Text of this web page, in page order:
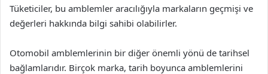
Tüketiciler, bu amblemler aracılığıyla markaların geçmişi ve
değerleri hakkında bilgi sahibi olabilirler.
Otomobil amblemlerinin bir diğer önemli yönü de tarihsel
bağlamlarıdır. Birçok marka, tarih boyunca amblemlerini